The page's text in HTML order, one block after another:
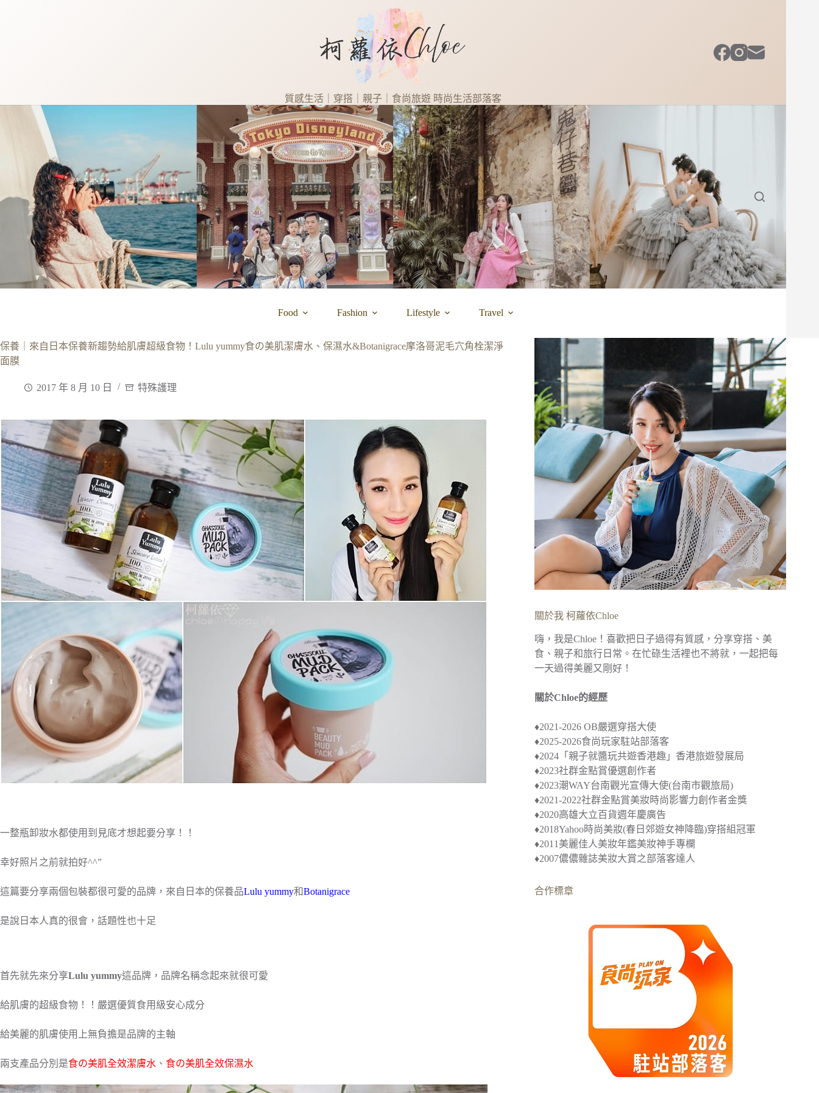
質感生活｜穿搭｜親子｜食尚旅遊 時尚生活部落客
Food Fashion Lifestyle Travel
保養｜來自日本保養新趨勢給肌膚超級食物！Lulu yummy食の美肌潔膚水、保濕水&Botanigrace摩洛哥泥毛穴角栓潔淨
面膜
2017 年 8 月 10 日 特殊護理
一整瓶卸妝水都使用到見底才想起要分享！！
幸好照片之前就拍好^^”
這篇要分享兩個包裝都很可愛的品牌，來自日本的保養品Lulu yummy和Botanigrace
是說日本人真的很會，話題性也十足
首先就先來分享Lulu yummy這品牌，品牌名稱念起來就很可愛
給肌膚的超級食物！！嚴選優質食用級安心成分
給美麗的肌膚使用上無負擔是品牌的主軸
兩支產品分別是食の美肌全效潔膚水 、 食の美肌全效保濕水
關於我 柯蘿依Chloe
嗨，我是Chloe！喜歡把日子過得有質感，分享穿搭、美
食、親子和旅行日常。在忙碌生活裡也不將就，一起把每
一天過得美麗又剛好！
關於Chloe的經歷
♦︎2021-2026 OB嚴選穿搭大使
♦︎2025-2026食尚玩家駐站部落客
♦︎2024 「親子就醬玩共遊香港趣」 香港旅遊發展局
♦︎2023社群金點賞優選創作者
♦︎2023潮WAY台南觀光宣傳大使(台南市觀旅局)
♦︎2021-2022社群金點賞美妝時尚影響力創作者金獎
♦︎2020高雄大立百貨週年慶廣告
♦︎2018Yahoo時尚美妝(春日郊遊女神降臨)穿搭組冠軍
♦︎2011美麗佳人美妝年鑑美妝神手專欄
♦︎2007儂儂雜誌美妝大賞之部落客達人
合作標章